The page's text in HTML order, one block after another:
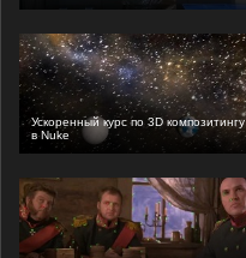
Ускоренный курс по 3D композитингу
в Nuke